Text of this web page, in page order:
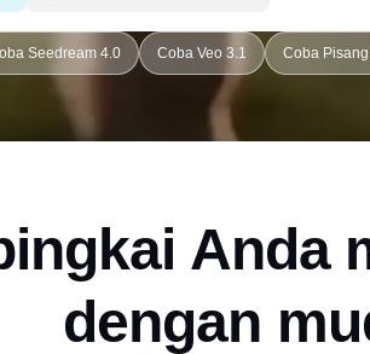
Seedream 4.0 Coba Veo 3.1 Coba
Anda
dengan